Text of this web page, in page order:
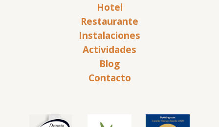
Hotel
Restaurante
Instalaciones
Actividades
Blog
Contacto